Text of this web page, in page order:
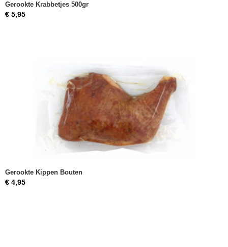
Gerookte Krabbetjes 500gr
€ 5,95
Gerookte Kippen Bouten
€ 4,95